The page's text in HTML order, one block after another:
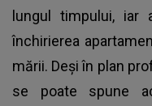
lungul timpului, iar
închirierea
mării. Deși în plan
se poate spune